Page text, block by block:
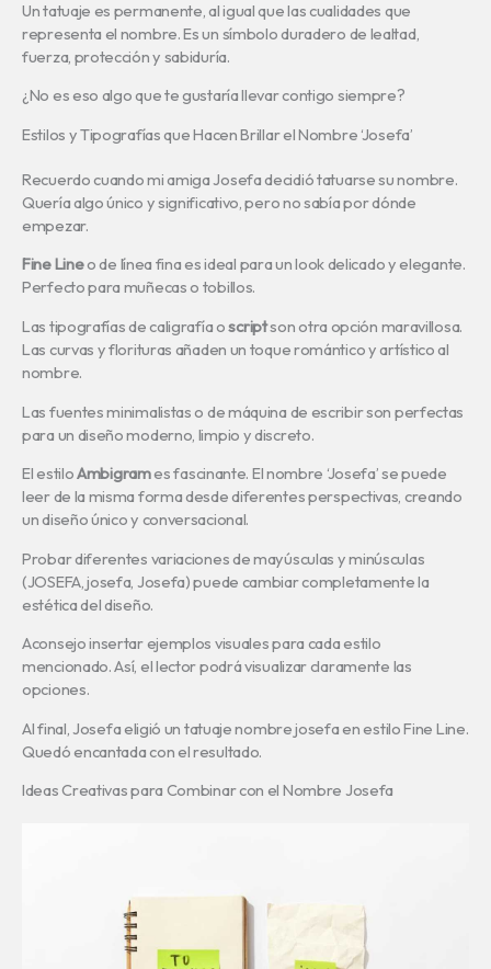
Un tatuaje es permanente, al igual que las cualidades que
representa el nombre. Es un símbolo duradero de lealtad,
fuerza, protección y sabiduría.
¿No es eso algo que te gustaría llevar contigo siempre?
Estilos y Tipografías que Hacen Brillar el Nombre ‘Josefa’
Recuerdo cuando mi amiga Josefa decidió tatuarse su nombre.
Quería algo único y significativo, pero no sabía por dónde
empezar.
Fine Lineo de línea fina es ideal para un look delicado y elegante.
Perfecto para muñecas o tobillos.
Las tipografías de caligrafía oscriptson otra opción maravillosa.
Las curvas y florituras añaden un toque romántico y artístico al
nombre.
Las fuentes minimalistas o de máquina de escribir son perfectas
para un diseño moderno, limpio y discreto.
El estiloAmbigrames fascinante. El nombre ‘Josefa’ se puede
leer de la misma forma desde diferentes perspectivas, creando
un diseño único y conversacional.
Probar diferentes variaciones de mayúsculas y minúsculas
(JOSEFA, josefa, Josefa) puede cambiar completamente la
estética del diseño.
Aconsejo insertar ejemplos visuales para cada estilo
mencionado. Así, el lector podrá visualizar claramente las
opciones.
Al final, Josefa eligió un tatuaje nombre josefa en estilo Fine Line.
Quedó encantada con el resultado.
Ideas Creativas para Combinar con el Nombre Josefa